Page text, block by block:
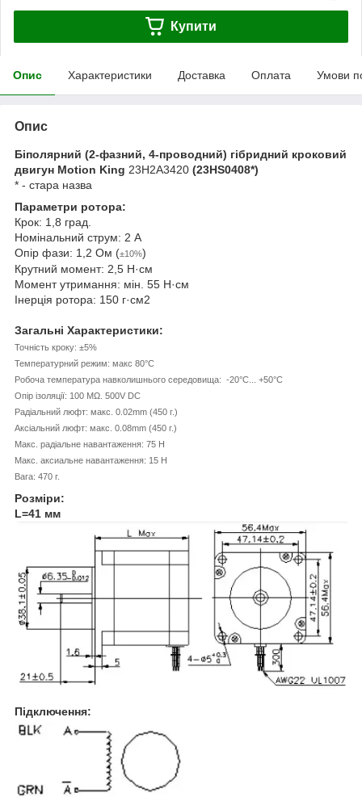
Купити
Опис Характеристики Доставка Оплата Умови
Опис
Біполярний (2-фазний, 4-проводний) гібридний кроковий
двигун Motion King 23H2A3420 (23HS0408*)
* - стара назва
Параметри ротора:
Крок: 1,8 град.
Номінальний струм: 2 А
Опір фази: 1,2 Ом (±10%)
Крутний момент: 2,5 Н·см
Момент утримання: мін. 55 Н·см
Інерція ротора: 150 г·см2
Загальні Характеристики:
Точність кроку: ±5%
Температурний режим: макс 80°C
Робоча температура навколишнього середовища: -20°C... +50°C
Опір ізоляції: 100 MΩ. 500V DC
Радіальний люфт: макс. 0.02mm (450 г.)
Аксіальний люфт: макс. 0.08mm (450 г.)
Макс. радіальне навантаження: 75 Н
Макс. аксиальне навантаження: 15 Н
Вага: 470 г.
Розміри:
L=41 мм
Підключення: